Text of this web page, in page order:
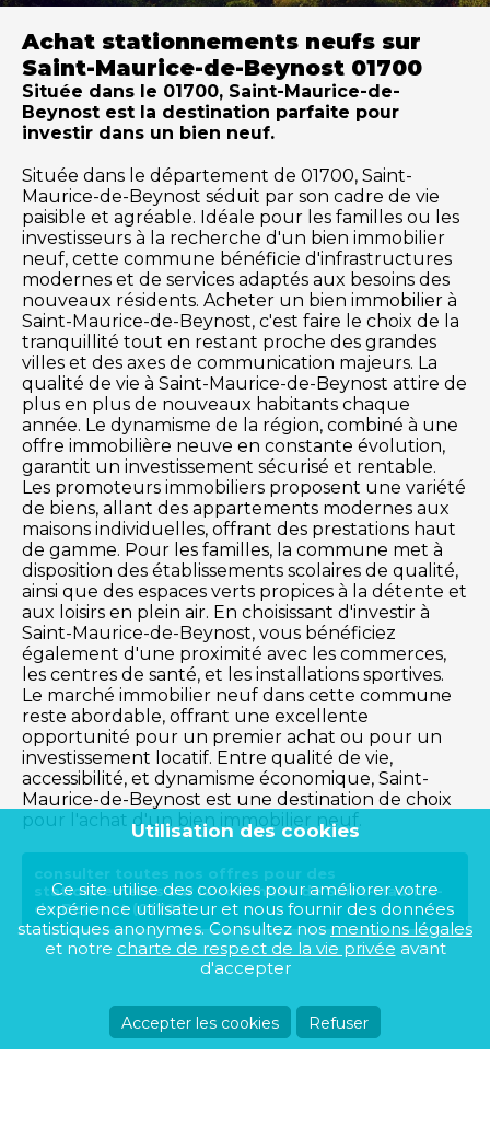
Achat stationnements neufs sur
Saint-Maurice-de-Beynost 01700
Située dans le 01700, Saint-Maurice-de-
Beynost est la destination parfaite pour
investir dans un bien neuf.
Située dans le département de 01700, Saint-
Maurice-de-Beynost séduit par son cadre de vie
paisible et agréable. Idéale pour les familles ou les
investisseurs à la recherche d'un bien immobilier
neuf, cette commune bénéficie d'infrastructures
modernes et de services adaptés aux besoins des
nouveaux résidents. Acheter un bien immobilier à
Saint-Maurice-de-Beynost, c'est faire le choix de la
tranquillité tout en restant proche des grandes
villes et des axes de communication majeurs. La
qualité de vie à Saint-Maurice-de-Beynost attire de
plus en plus de nouveaux habitants chaque
année. Le dynamisme de la région, combiné à une
offre immobilière neuve en constante évolution,
garantit un investissement sécurisé et rentable.
Les promoteurs immobiliers proposent une variété
de biens, allant des appartements modernes aux
maisons individuelles, offrant des prestations haut
de gamme. Pour les familles, la commune met à
disposition des établissements scolaires de qualité,
ainsi que des espaces verts propices à la détente et
aux loisirs en plein air. En choisissant d'investir à
Saint-Maurice-de-Beynost, vous bénéficiez
également d'une proximité avec les commerces,
les centres de santé, et les installations sportives.
Le marché immobilier neuf dans cette commune
reste abordable, offrant une excellente
opportunité pour un premier achat ou pour un
investissement locatif. Entre qualité de vie,
accessibilité, et dynamisme économique, Saint-
Maurice-de-Beynost est une destination de choix
pour l'achat d'un bien immobilier neuf.
consulter toutes nos offres pour des
stationnements sur la commune de Saint-Maurice-
de-Beynost (01700)
Utilisation des cookies
Ce site utilise des cookies pour améliorer votre
expérience utilisateur et nous fournir des données
statistiques anonymes. Consultez nosmentions légales
et notre charte de respect de la vie privée avant
d'accepter
Accepter les cookies Refuser